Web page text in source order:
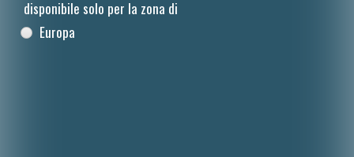
Dansk
disponibile solo per la zona di
Europa